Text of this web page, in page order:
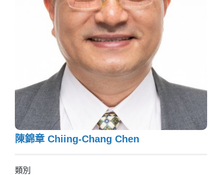
陳錦章 Chiing-Chang Chen
類別